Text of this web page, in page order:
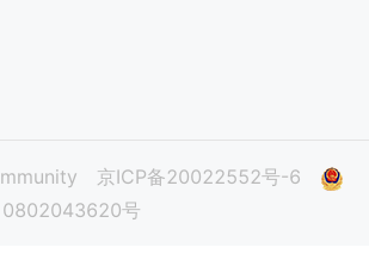
京ICP备20022552号-6
号